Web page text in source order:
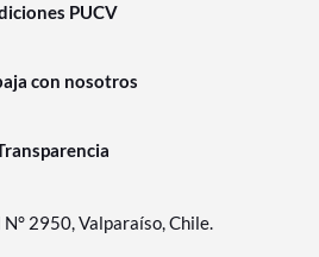
PUCV
con nosotros
N° 2950, Valparaíso, Chile.